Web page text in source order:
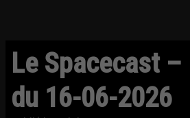
Le Spacecast –
du 16-06-2026